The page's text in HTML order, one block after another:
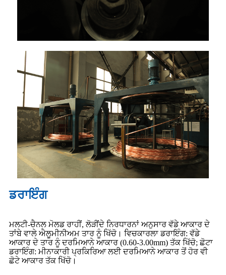
ਡਰਾਇੰਗ
ਮਲਟੀ-ਚੈਨਲ ਮੋਲਡ ਰਾਹੀਂ, ਲੋੜੀਂਦੇ ਨਿਰਧਾਰਨਾਂ ਅਨੁਸਾਰ ਵੱਡੇ ਆਕਾਰ ਦੇ
ਤਾਂਬੇ ਵਾਲੇ ਐਲੂਮੀਨੀਅਮ ਤਾਰ ਨੂੰ ਖਿੱਚੋ। ਵਿਚਕਾਰਲਾ ਡਰਾਇੰਗ: ਵੱਡੇ
ਆਕਾਰ ਦੇ ਤਾਰ ਨੂੰ ਦਰਮਿਆਨੇ ਆਕਾਰ (0.60-3.00mm) ਤੱਕ ਖਿੱਚੋ; ਛੋਟਾ
ਡਰਾਇੰਗ: ਮੀਨਾਕਾਰੀ ਪ੍ਰਕਿਰਿਆ ਲਈ ਦਰਮਿਆਨੇ ਆਕਾਰ ਤੋਂ ਹੋਰ ਵੀ
ਛੋਟੇ ਆਕਾਰ ਤੱਕ ਖਿੱਚੋ।